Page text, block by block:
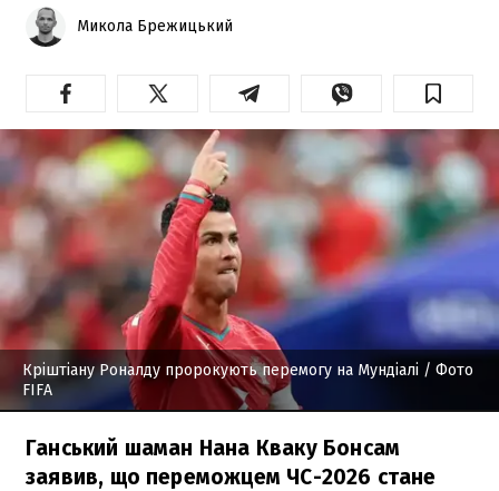
Микола Брежицький
Кріштіану Роналду пророкують перемогу на Мундіалі / Фото
FIFA
Ганський шаман Нана Кваку Бонсам
заявив, що переможцем ЧС-2026 стане